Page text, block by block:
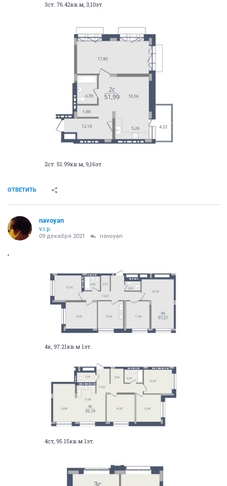
3ст. 76.42кв.м, 3,10эт.
2ст. 51.99кв.м, 9,16эт
ОТВЕТИТЬ
navoyan
v.i.p.
09 декабря 2021 navoyan
,
4к, 97.21кв.м 1эт.
4ст, 95.15кв.м 1эт.